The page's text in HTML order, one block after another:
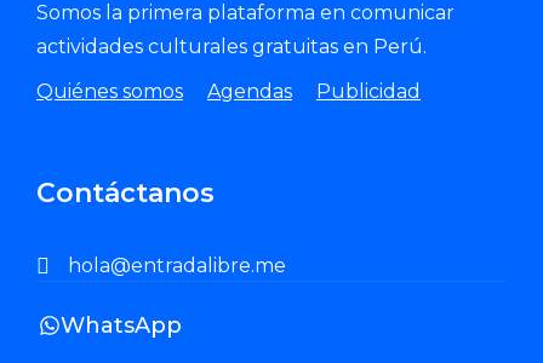
Somos la primera plataforma en comunicar
actividades culturales gratuitas en Perú.
Quiénes somos
Agendas Publicidad
Contáctanos
hola@entradalibre.me
WhatsApp